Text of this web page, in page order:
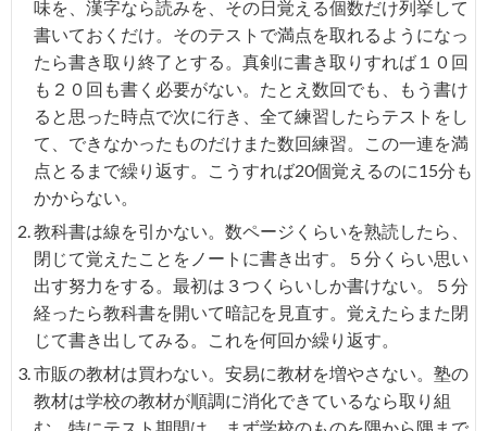
味を、漢字なら読みを、その日覚える個数だけ列挙して
書いておくだけ。そのテストで満点を取れるようになっ
たら書き取り終了とする。真剣に書き取りすれば１０回
も２０回も書く必要がない。たとえ数回でも、もう書け
ると思った時点で次に行き、全て練習したらテストをし
て、できなかったものだけまた数回練習。この一連を満
点とるまで繰り返す。こうすれば20個覚えるのに15分も
かからない。
教科書は線を引かない。数ページくらいを熟読したら、
閉じて覚えたことをノートに書き出す。５分くらい思い
出す努力をする。最初は３つくらいしか書けない。５分
経ったら教科書を開いて暗記を見直す。覚えたらまた閉
じて書き出してみる。これを何回か繰り返す。
市販の教材は買わない。安易に教材を増やさない。塾の
教材は学校の教材が順調に消化できているなら取り組